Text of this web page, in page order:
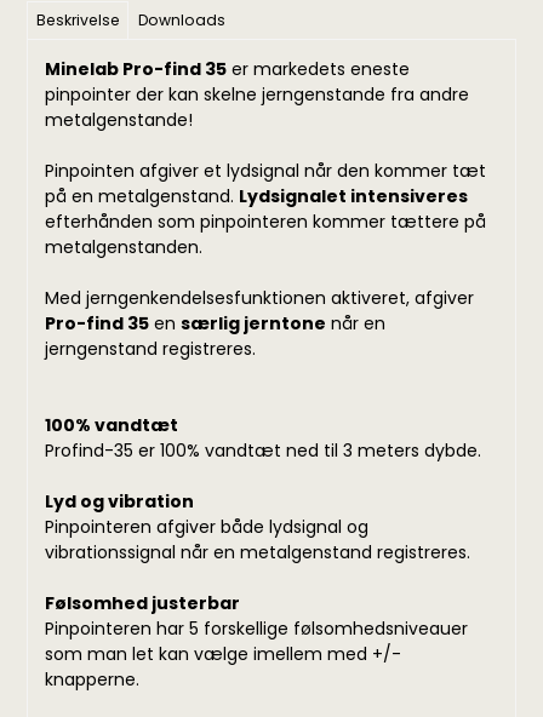
Beskrivelse Downloads
Minelab Pro-find 35 er markedets eneste
pinpointer der kan skelne jerngenstande fra andre
metalgenstande!
Pinpointen afgiver et lydsignal når den kommer tæt
på en metalgenstand. Lydsignalet intensiveres
efterhånden som pinpointeren kommer tættere på
metalgenstanden.
Med jerngenkendelsesfunktionen aktiveret, afgiver
Pro-find 35 ensærlig jerntone når en
jerngenstand registreres.
100% vandtæt
Profind-35 er 100% vandtæt ned til 3 meters dybde.
Lyd og vibration
Pinpointeren afgiver både lydsignal og
vibrationssignal når en metalgenstand registreres.
Følsomhed justerbar
Pinpointeren har 5 forskellige følsomhedsniveauer
som man let kan vælge imellem med +/-
knapperne.